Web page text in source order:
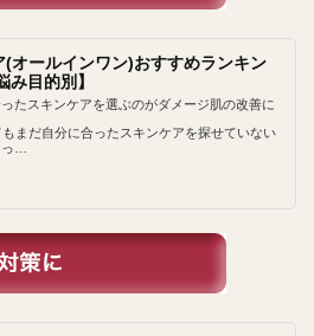
(オールインワン)おすすめランキン
み目的別】
たスキンケアを選ぶのがダメージ肌の改善に
まだ自分に合ったスキンケアを探せていない
…